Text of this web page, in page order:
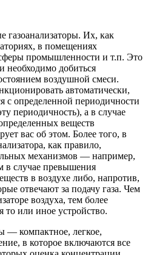
Их, как
в помещениях
промышленности и т.п. Это
необходимо добиться
воздушной смеси.
автоматически,
с определенной периодичности
периодичность), а в случае
веществ
вас об этом. Более того, в
как правило,
механизмов — например,
в случае превышения
в воздухе либо, напротив,
отвечают за подачу газа. Чем
воздуха, тем более
или иное устройство.
— компактное, легкое,
в которое включаются все